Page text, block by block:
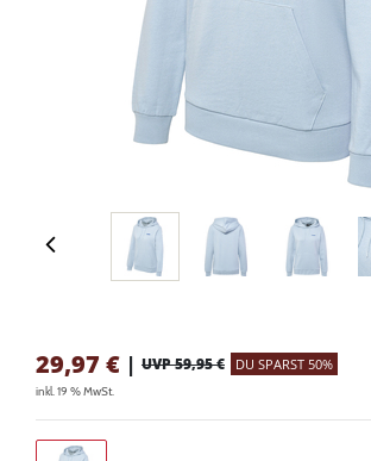
29,97 € | UVP 59,95 € DU SPARST 50%
inkl. 19 % MwSt.